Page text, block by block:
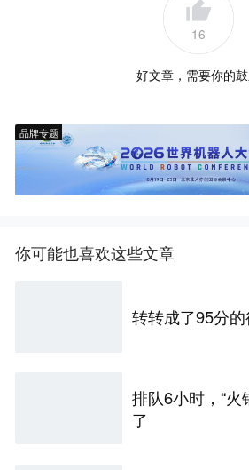
16
好文章，需要你的
品牌专题
你可能也喜欢这些文章
转转成了95分的
排队6小时，“火
了